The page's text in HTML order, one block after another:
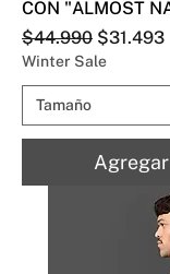
CON "ALMOST
Precio
$44.990 Precio
$31.493
Winter Sale